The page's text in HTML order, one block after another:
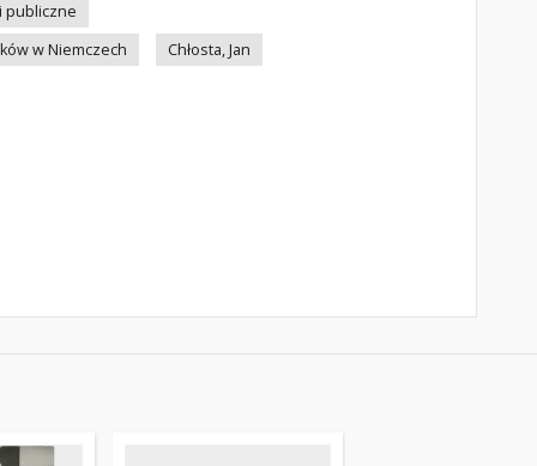
publiczne
w Niemczech
Chłosta, Jan